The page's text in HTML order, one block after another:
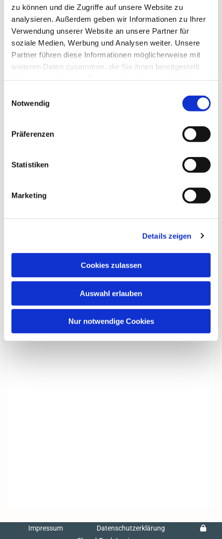
zu können und die Zugriffe auf unsere Website zu
analysieren. Außerdem geben wir Informationen zu Ihrer
Verwendung unserer Website an unsere Partner für
soziale Medien, Werbung und Analysen weiter. Unsere
Partner führen diese Informationen möglicherweise mit
weiteren Daten zusammen, die Sie ihnen bereitgestellt
Notwendig
Präferenzen
Statistiken
Marketing
Details zeigen
Cookies zulassen
Auswahl erlauben
Nur notwendige Cookies
Dies könnte Sie auch
interessieren
Impressum
Datenschutzerklärung